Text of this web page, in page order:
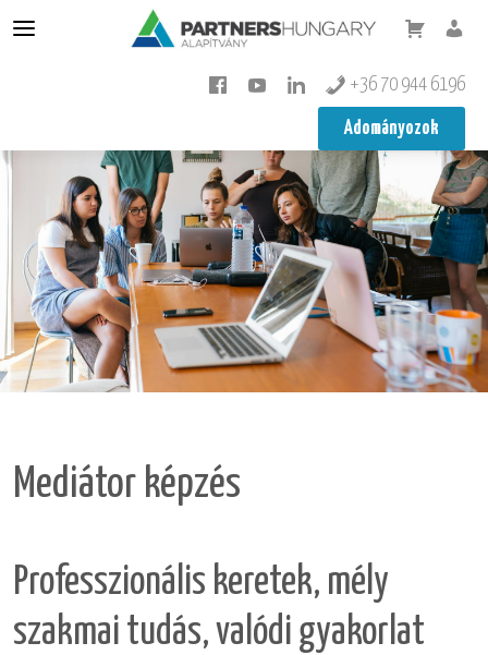
+36 70 944 6196
Adományozok
Mediátor képzés
Pedagógus továbbképzés
Integráció
Rólunk
Képzéseink
Tudástár
Koragyerekkori Platform Konferencia
Mediátor képzés
Professzionális keretek, mély
szakmai tudás, valódi gyakorlat